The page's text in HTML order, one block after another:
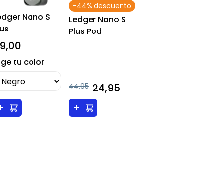
Nano S
tu color
-44% descuento
Ledger Nano S
Plus Pod
44,95 24,95
+